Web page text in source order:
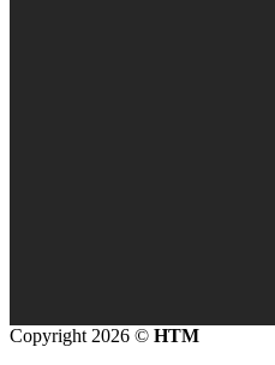
Copyright 2026 © HTM